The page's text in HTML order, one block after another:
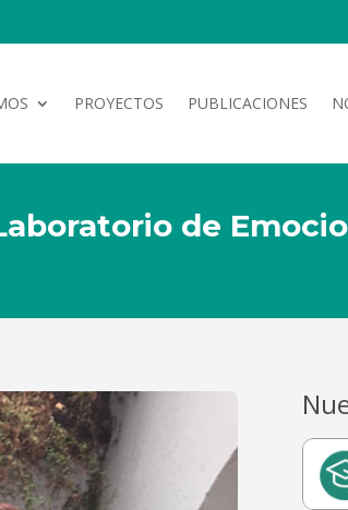
PROYECTOS PUBLICACIONES
de